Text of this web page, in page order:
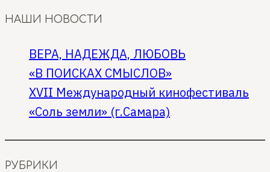
НАШИ НОВОСТИ
ВЕРА, НАДЕЖДА, ЛЮБОВЬ
«В ПОИСКАХ СМЫСЛОВ»
XVII Международный кинофестиваль
«Соль земли» (г.Самара)
РУБРИКИ